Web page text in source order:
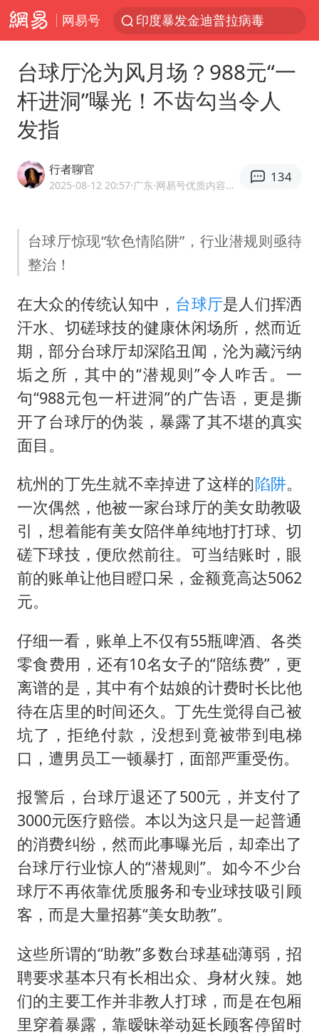
网易号
陕西潼关强降雨引发土崖滑坡1人失联
“事业单位招聘不是人情买卖”
你常吃的兰州拉面要改名了
南大数院院长疑辞职信里写不想干了
小伙靠AI减肥 45天瘦40斤进了ICU
李亚鹏向地铁吐血女孩捐99999元
新华社权威快报|我国编制完成新版全月地质图
中国经济展现强大韧性和活力
台球厅沦为风月场？988元“一
杆进洞”曝光！不齿勾当令人
发指
行者聊官
2025-08-12 20:57·广东 ·网易号优质内容创作者
134
台球厅惊现“软色情陷阱”，行业潜规则亟待
整治！
在大众的传统认知中， 台球厅是人们挥洒
汗水、切磋球技的健康休闲场所，然而近
期，部分台球厅却深陷丑闻，沦为藏污纳
垢之所，其中的“潜规则”令人咋舌。一
句“988元包一杆进洞”的广告语，更是撕
开了台球厅的伪装，暴露了其不堪的真实
面目。
杭州的丁先生就不幸掉进了这样的陷阱。
一次偶然，他被一家台球厅的美女助教吸
引，想着能有美女陪伴单纯地打打球、切
磋下球技，便欣然前往。可当结账时，眼
前的账单让他目瞪口呆，金额竟高达5062
元。
仔细一看，账单上不仅有55瓶啤酒、各类
零食费用，还有10名女子的“陪练费”，更
离谱的是，其中有个姑娘的计费时长比他
待在店里的时间还久。丁先生觉得自己被
坑了，拒绝付款，没想到竟被带到电梯
口，遭男员工一顿暴打，面部严重受伤。
报警后，台球厅退还了500元，并支付了
3000元医疗赔偿。本以为这只是一起普通
的消费纠纷，然而此事曝光后，却牵出了
台球厅行业惊人的“潜规则”。如今不少台
球厅不再依靠优质服务和专业球技吸引顾
客，而是大量招募“美女助教”。
这些所谓的“助教”多数台球基础薄弱，招
聘要求基本只有长相出众、身材火辣。她
们的主要工作并非教人打球，而是在包厢
里穿着暴露，靠暧昧举动延长顾客停留时